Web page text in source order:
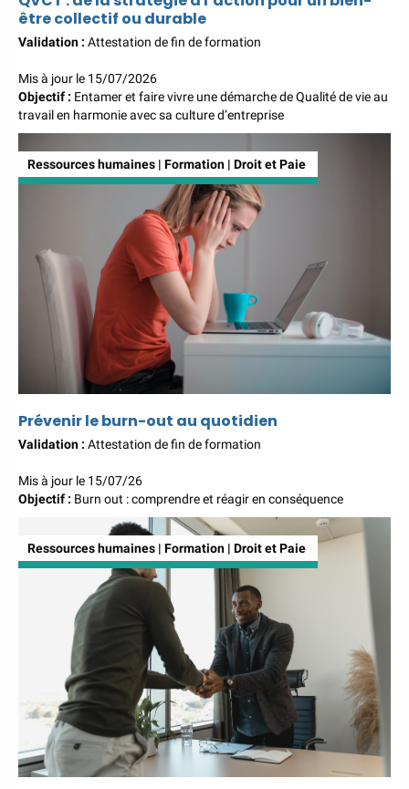
être collectif ou durable
Validation : Attestation de fin de formation
Mis à jour le 15/07/2026
Objectif : Entamer et faire vivre une démarche de Qualité de vie au
travail en harmonie avec sa culture d’entreprise
Ressources humaines | Formation | Droit et Paie
Prévenir le burn-out au quotidien
Validation : Attestation de fin de formation
Mis à jour le 15/07/26
Objectif : Burn out : comprendre et réagir en conséquence
Ressources humaines | Formation | Droit et Paie